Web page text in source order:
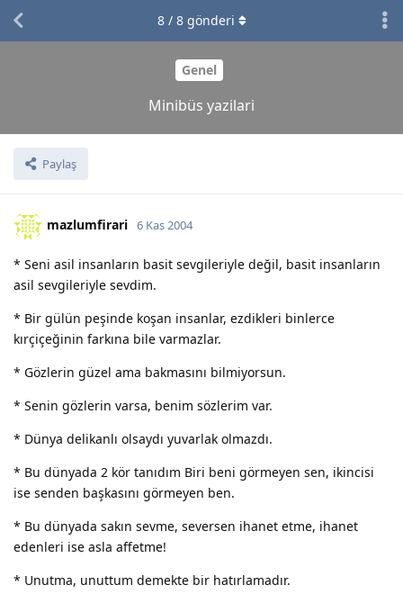
Genel
Minibüs yazilari
Paylaş
8/ 8gönderi
mazlumfirari 6 Kas 2004
* Seni asil insanların basit sevgileriyle değil, basit insanların
asil sevgileriyle sevdim.
* Bir gülün peşinde koşan insanlar, ezdikleri binlerce
kırçiçeğinin farkına bile varmazlar.
* Gözlerin güzel ama bakmasını bilmiyorsun.
* Senin gözlerin varsa, benim sözlerim var.
* Dünya delikanlı olsaydı yuvarlak olmazdı.
* Bu dünyada 2 kör tanıdım Biri beni görmeyen sen, ikincisi
ise senden başkasını görmeyen ben.
* Bu dünyada sakın sevme, seversen ihanet etme, ihanet
edenleri ise asla affetme!
* Unutma, unuttum demekte bir hatırlamadır.